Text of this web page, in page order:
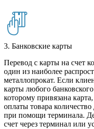
3. Банковские карты
Перевод с карты на счет
один из наиболее
металлопрокат. Если
карты любого
которому привязана
оплаты товара
при помощи терминала.
счет через терминал или